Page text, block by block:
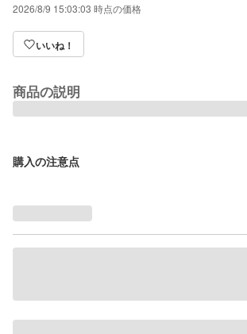
2026/8/9 15:03:03 時点の価格
いいね！
商品の説明
購入の注意点